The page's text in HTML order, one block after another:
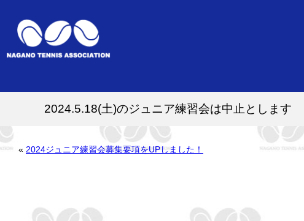
2024.5.18(土)のジュニア練習会は中止とします
« 2024ジュニア練習会募集要項をUPしました！